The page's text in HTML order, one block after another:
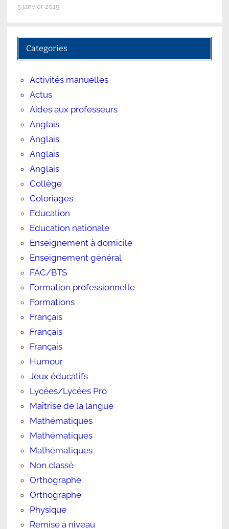
5 janvier 2015
Categories
Activités manuelles
Actus
Aides aux professeurs
Anglais
Anglais
Anglais
Anglais
Collège
Coloriages
Education
Education nationale
Enseignement à domicile
Enseignement général
FAC/BTS
Formation professionnelle
Formations
Français
Français
Français
Humour
Jeux éducatifs
Lycées/Lycées Pro
Maîtrise de la langue
Mathématiques
Mathématiques
Mathématiques
Non classé
Orthographe
Orthographe
Physique
Remise à niveau